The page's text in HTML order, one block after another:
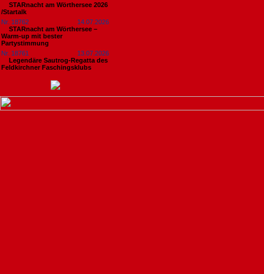
STARnacht am Wörthersee 2026
/Startalk
Nr. 18762
14.07.2026
STARnacht am Wörthersee –
Warm-up mit bester
Partystimmung
Nr. 18761
13.07.2026
Legendäre Sautrog-Regatta des
Feldkirchner Faschingsklubs